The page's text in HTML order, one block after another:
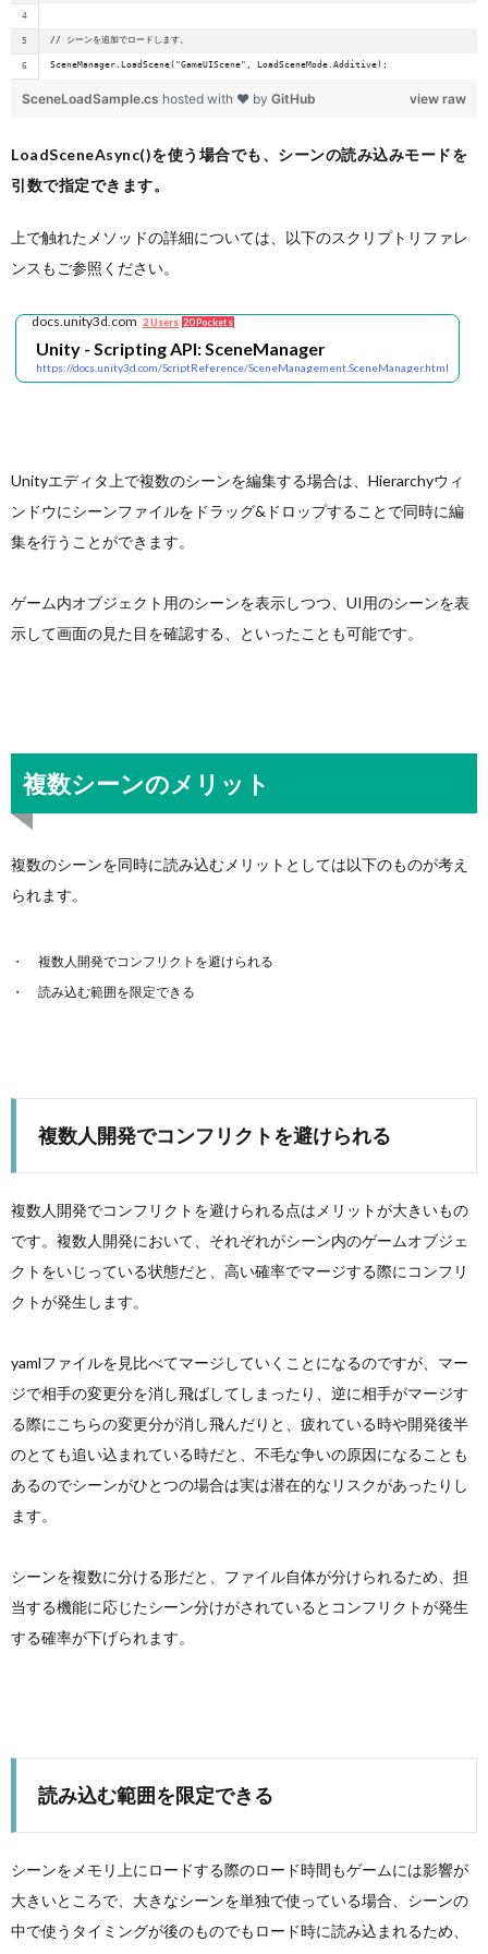
// シーンを追加でロードします。
SceneManager.LoadScene("GameUIScene", LoadSceneMode.Additive);
view raw
SceneLoadSample.cs hosted with ❤ by GitHub
LoadSceneAsync()を使う場合でも、シーンの読み込みモードを
引数で指定できます。
上で触れたメソッドの詳細については、以下のスクリプトリファレ
ンスもご参照ください。
docs.unity3d.com 2 Users 20 Pockets
Unity - Scripting API: SceneManager
https://docs.unity3d.com/ScriptReference/SceneManagement.SceneManager.html
Unityエディタ上で複数のシーンを編集する場合は、Hierarchyウィ
ンドウにシーンファイルをドラッグ&ドロップすることで同時に編
集を行うことができます。
ゲーム内オブジェクト用のシーンを表示しつつ、UI用のシーンを表
示して画面の見た目を確認する、といったことも可能です。
複数シーンのメリット
複数のシーンを同時に読み込むメリットとしては以下のものが考え
られます。
複数人開発でコンフリクトを避けられる
読み込む範囲を限定できる
複数人開発でコンフリクトを避けられる
複数人開発でコンフリクトを避けられる点はメリットが大きいもの
です。複数人開発において、それぞれがシーン内のゲームオブジェ
クトをいじっている状態だと、高い確率でマージする際にコンフリ
クトが発生します。
yamlファイルを見比べてマージしていくことになるのですが、マー
ジで相手の変更分を消し飛ばしてしまったり、逆に相手がマージす
る際にこちらの変更分が消し飛んだりと、疲れている時や開発後半
のとても追い込まれている時だと、不毛な争いの原因になることも
あるのでシーンがひとつの場合は実は潜在的なリスクがあったりし
ます。
シーンを複数に分ける形だと、ファイル自体が分けられるため、担
当する機能に応じたシーン分けがされているとコンフリクトが発生
する確率が下げられます。
読み込む範囲を限定できる
シーンをメモリ上にロードする際のロード時間もゲームには影響が
大きいところで、大きなシーンを単独で使っている場合、シーンの
中で使うタイミングが後のものでもロード時に読み込まれるため、